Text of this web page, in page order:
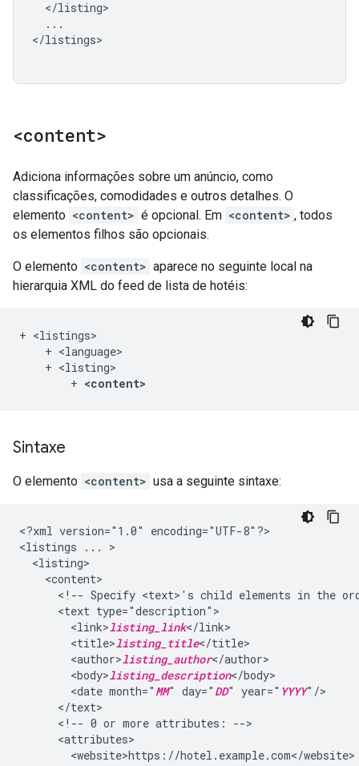
...
</listings>
<content>
Adiciona informações sobre um anúncio, como
classificações, comodidades e outros detalhes. O
elemento <content> é opcional. Em <content> , todos
os elementos filhos são opcionais.
O elemento <content> aparece no seguinte local na
hierarquia XML do feed de lista de hotéis:
+ <listings>
    + <language>
    + <listing>
        +
<content>
Sintaxe
O elemento <content> usa a seguinte sintaxe:
<?xml version="1.0"
encoding="UTF-8"?>
<listings
...
<!-- Specify <text>'s child elements in the
<text
<link>listing_link
<title>listing_title
<author>listing_author
<body>listing_description
<date month=" MM" day=" DD" year=" YYYY
<!-- 0 or more attributes: